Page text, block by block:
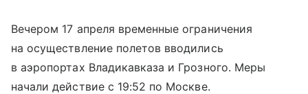
Вечером 17 апреля временные ограничения
на осуществление полетов вводились
в аэропортах Владикавказа и Грозного. Меры
начали действие с 19:52 по Москве.